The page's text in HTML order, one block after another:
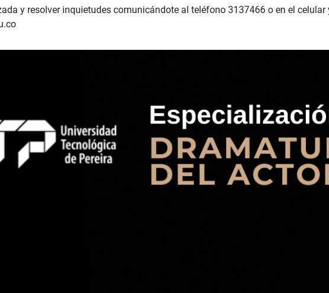
y resolver inquietudes comunicándote al teléfono 3137466 o en el